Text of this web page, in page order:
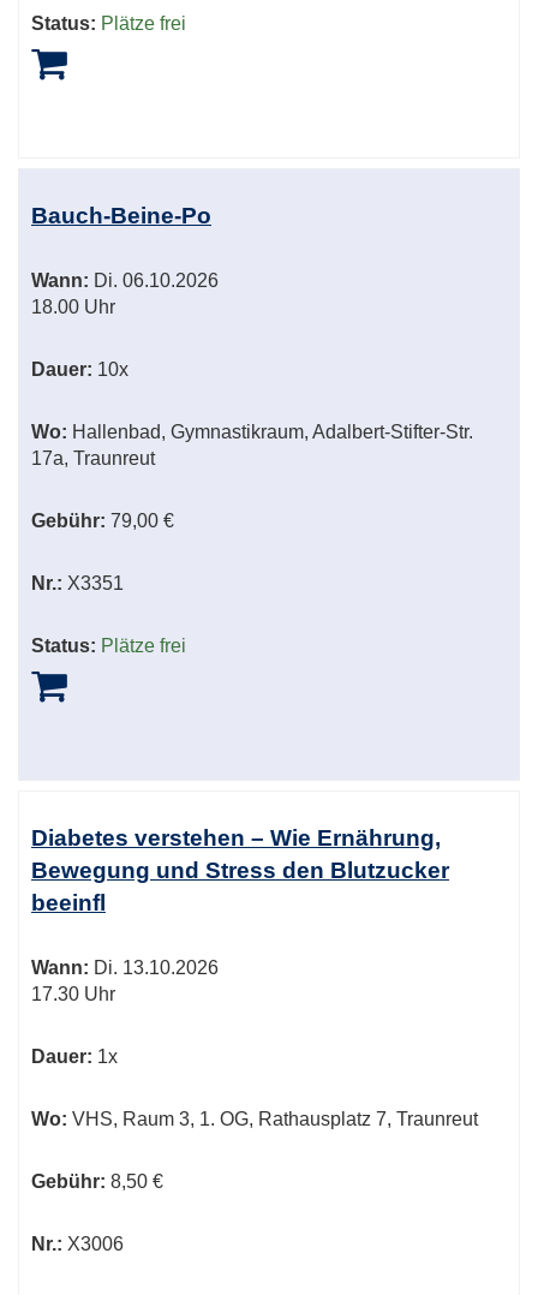
Status: Plätze frei
Bauch-Beine-Po
Wann: Di. 06.10.2026
18.00 Uhr
Dauer: 10x
Wo: Hallenbad, Gymnastikraum, Adalbert-Stifter-Str.
17a, Traunreut
Gebühr: 79,00 €
Nr.: X3351
Status: Plätze frei
Diabetes verstehen – Wie Ernährung,
Bewegung und Stress den Blutzucker
beeinfl
Wann: Di. 13.10.2026
17.30 Uhr
Dauer: 1x
Wo: VHS, Raum 3, 1. OG, Rathausplatz 7, Traunreut
Gebühr: 8,50 €
Nr.: X3006